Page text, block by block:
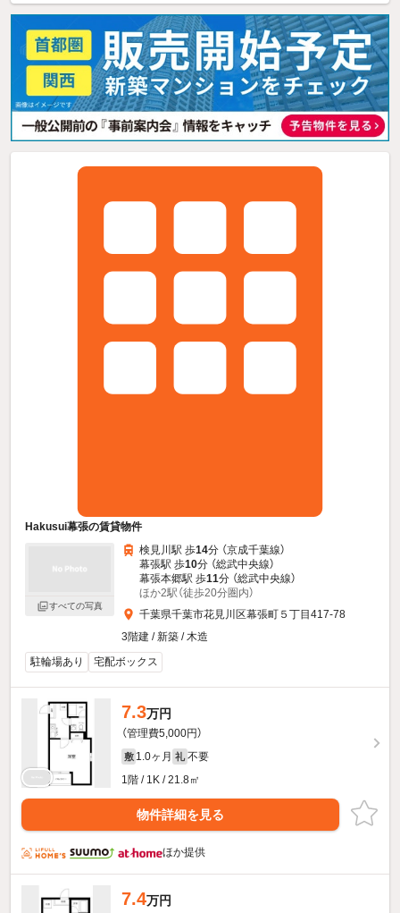
Hakusui幕張の賃貸物件
すべての写真
検見川駅 歩14分 （京成千葉線）
幕張駅 歩10分 （総武中央線）
幕張本郷駅 歩11分 （総武中央線）
ほか2駅（徒歩20分圏内）
千葉県千葉市花見川区幕張町５丁目417-78
3階建 / 新築 / 木造
駐輪場あり
宅配ボックス
7.3万円
（管理費5,000円）
敷 1.0ヶ月 礼 不要
1階 / 1K / 21.8㎡
物件詳細を見る
ほか提供
7.4万円